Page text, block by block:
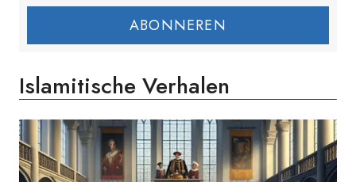
ABONNEREN
Islamitische Verhalen